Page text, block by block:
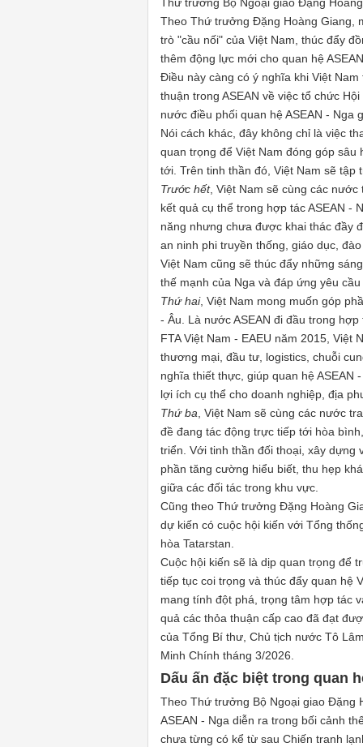
Theo Thứ trưởng Đặng Hoàng Giang,
trò "cầu nối" của Việt Nam, thúc đẩy
thêm động lực mới cho quan hệ
Điều này càng có ý nghĩa khi Việt
thuận trong ASEAN về việc tổ chức
nước điều phối quan hệ ASEAN - Nga
Nói cách khác, đây không chỉ là việc
quan trọng để Việt Nam đóng góp
tới. Trên tinh thần đó, Việt Nam sẽ tập
Trước hết, Việt Nam sẽ cùng các
kết quả cụ thể trong hợp tác ASEAN -
năng nhưng chưa được khai thác đầy
an ninh phi truyền thống, giáo dục,
Việt Nam cũng sẽ thúc đẩy những
thế mạnh của Nga và đáp ứng yêu
Thứ hai, Việt Nam mong muốn góp
- Âu. Là nước ASEAN đi đầu trong
FTA Việt Nam - EAEU năm 2015, Việt
thương mại, đầu tư, logistics, chuỗi
nghĩa thiết thực, giúp quan hệ
lợi ích cụ thể cho doanh nghiệp, địa
Thứ ba , Việt Nam sẽ cùng các nước
đề đang tác động trực tiếp tới hòa
triển. Với tinh thần đối thoại, xây dựng
phần tăng cường hiểu biết, thu hẹp
giữa các đối tác trong khu vực.
Cũng theo Thứ trưởng Đặng Hoàng
dự kiến có cuộc hội kiến với Tổng
hòa Tatarstan.
Cuộc hội kiến sẽ là dịp quan trọng để
tiếp tục coi trọng và thúc đẩy quan hệ
mang tính đột phá, trọng tâm hợp tác
quả các thỏa thuận cấp cao đã đạt
của Tổng Bí thư, Chủ tịch nước Tô
Minh Chính tháng 3/2026.
Dấu ấn đặc biệt trong quan
Theo Thứ trưởng Bộ Ngoại giao Đặng
ASEAN - Nga diễn ra trong bối cảnh
chưa từng có kể từ sau Chiến tranh